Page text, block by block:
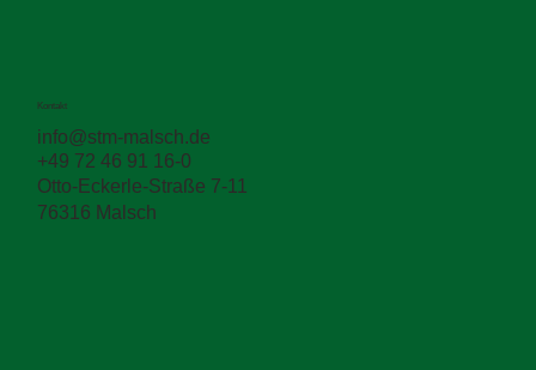
Zwischen den Schichten entscheidet sich
die Haltbarkeit
Kontakt
info@stm-malsch.de
+49 72 46 91 16-0
Otto-Eckerle-Straße 7-11
76316 Malsch